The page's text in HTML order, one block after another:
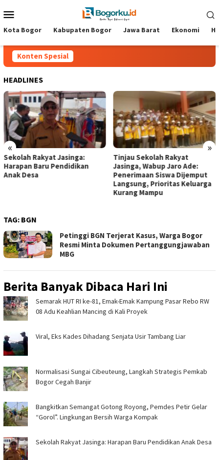
ke
Mobile
Kota Bogor Kabupaten Bogor Jawa Barat Ekonomi
Konten Spesial
HEADLINES
« »
Sekolah Rakyat Jasinga:
Harapan Baru Pendidikan
Anak Desa ‎
Tinjau Sekolah Rakyat
Jasinga, Wabup Jaro Ade:
Penerimaan Siswa Dijemput
Langsung, Prioritas Keluarga
Kurang Mampu
TAG: BGN
Petinggi BGN Terjerat Kasus, Warga Bogor
Resmi Minta Dokumen Pertanggungjawaban
MBG
Berita Banyak Dibaca Hari Ini
Semarak HUT RI ke-81, Emak-Emak Kampung Pasar Rebo RW
08 Adu Keahlian Mancing di Kali Proyek ‎
Viral, Eks Kades Dihadang Senjata Usir Tambang Liar
Normalisasi Sungai Cibeuteung, Langkah Strategis Pemkab
Bogor Cegah Banjir
Bangkitkan Semangat Gotong Royong, Pemdes Petir Gelar
“Gorol”. Lingkungan Bersih Warga Kompak ‎
Sekolah Rakyat Jasinga: Harapan Baru Pendidikan Anak Desa ‎